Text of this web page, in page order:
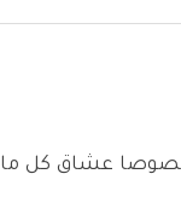
خصوصا عشاق كل ما